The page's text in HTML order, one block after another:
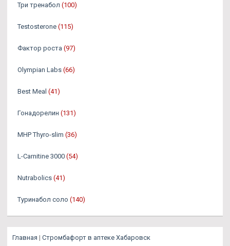
Три тренабол (100)
Testosterone (115)
Фактор роста (97)
Olympian Labs (66)
Best Meal (41)
Гонадорелин (131)
MHP Thyro-slim (36)
L-Carnitine 3000 (54)
Nutrabolics (41)
Туринабол соло (140)
Главная | Стромбафорт в аптеке Хабаровск